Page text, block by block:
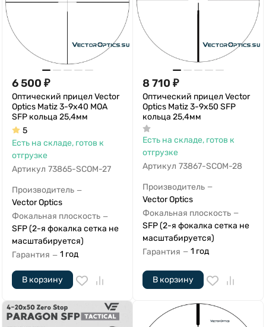
6 500 ₽
Оптический прицел Vector
Optics Matiz 3-9x40 MOA
SFP кольца 25,4мм
5
Есть на складе, готов к
отгрузке
Артикул 73865-SCOM-27
Производитель —
Vector Optics
Фокальная плоскость —
SFP (2-я фокалка сетка не
масштабируется)
Гарантия — 1 год
В корзину
8 710 ₽
Оптический прицел Vector
Optics Matiz 3-9x50 SFP
кольца 25,4мм
Есть на складе, готов к
отгрузке
Артикул 73867-SCOM-28
Производитель —
Vector Optics
Фокальная плоскость —
SFP (2-я фокалка сетка не
масштабируется)
Гарантия — 1 год
В корзину